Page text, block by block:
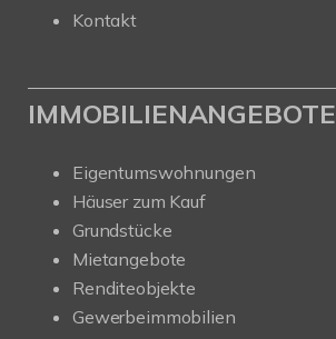
Kontakt
IMMOBILIENANGEBOTE
Eigentumswohnungen
Häuser zum Kauf
Grundstücke
Mietangebote
Renditeobjekte
Gewerbeimmobilien